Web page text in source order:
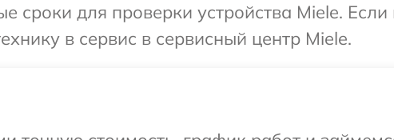
для проверки устройства Miele. Если
в сервис в сервисный центр Miele.